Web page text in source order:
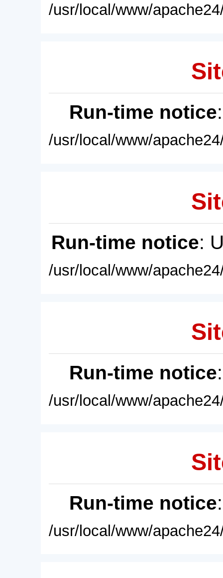
/usr/local/www/
Run-time notice
/usr/local/www/
Run-time notice:
/usr/local/www/
Run-time notice
/usr/local/www/
Run-time notice
/usr/local/www/